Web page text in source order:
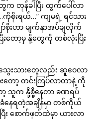
တုန်ခါပြီး ထွက်ပေါ်လာ
ကိုစိုးရယ်…” ကျမရဲ့ ရင်သား
းဟာ မျက်နှာအပ်ချလိုက်
းတော့မှ နို့တွေကို တစ်လုံးပြီး
းသားတွေလည်း ဆူဝေလာ
တော့ တင်းကြပ်လာတာနဲ့ ကို
ာ့ သူက နို့စို့နေတာ ခဏရပ်
ခံနေရတဲ့အချိန်မှာ တစ်ကိုယ်
ြီး စောက်ဖုတ်ထဲမှာ ယားလာ